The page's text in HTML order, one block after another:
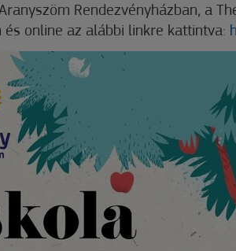
Rendezvényházban, a
és online az alábbi linkre kattintva: